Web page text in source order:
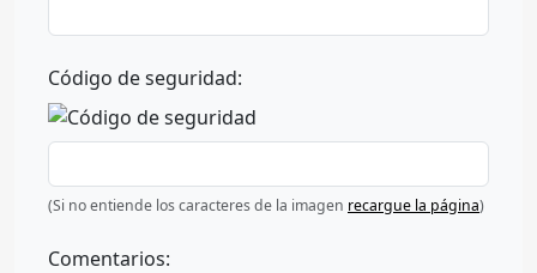
Código de seguridad:
(Si no entiende los caracteres de la imagen recargue la página)
Comentarios: